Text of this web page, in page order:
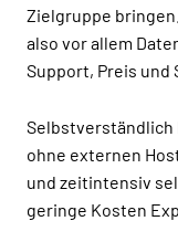
Zielgruppe
also vor allem
Support, Preis und
Selbstverständlich
ohne externen
und zeitintensiv
geringe Kosten